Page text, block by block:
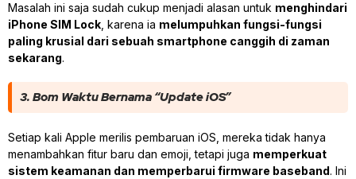
Masalah ini saja sudah cukup menjadi alasan untuk menghindari
iPhone SIM Lock , karena ia melumpuhkan fungsi-fungsi
paling krusial dari sebuah smartphone canggih di zaman
sekarang.
3. Bom Waktu Bernama “Update iOS”
Setiap kali Apple merilis pembaruan iOS, mereka tidak hanya
menambahkan fitur baru dan emoji, tetapi juga memperkuat
sistem keamanan dan memperbarui firmware baseband. Ini